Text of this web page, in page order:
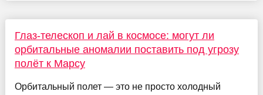
Глаз-телескоп и лай в космосе: могут ли
орбитальные аномалии поставить под угрозу
полёт к Марсу
Орбитальный полет — это не просто холодный